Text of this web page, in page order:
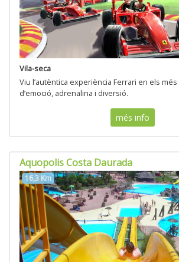
Vila-seca
Viu l’autèntica experiència Ferrari en els més
d’emoció, adrenalina i diversió.
més info
Aquopolis Costa Daurada
16,3 Km